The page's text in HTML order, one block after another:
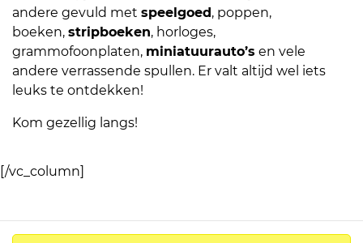
andere gevuld met speelgoed , poppen,
boeken, stripboeken, horloges,
grammofoonplaten, miniatuurauto’s en vele
andere verrassende spullen. Er valt altijd wel iets
leuks te ontdekken!
Kom gezellig langs!
[/vc_column]